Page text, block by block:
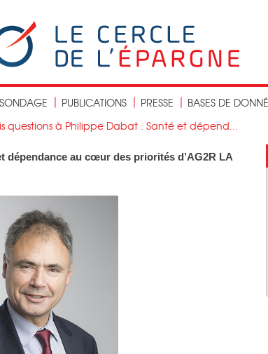
SONDAGE PUBLICATIONS PRESSE BASES DE
questions à Philippe Dabat : Santé et dépend...
dépendance au cœur des priorités d’AG2R LA